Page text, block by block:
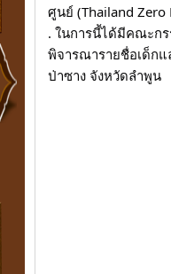
ศูนย์ (Thailand
. ในการนี้ได้มีคณะกร
พิจารณารายชื่อเด็กแ
ป่าซาง จังหวัดลำพูน